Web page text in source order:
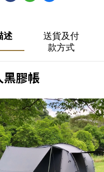
述
送貨及付
款方式
膠帳